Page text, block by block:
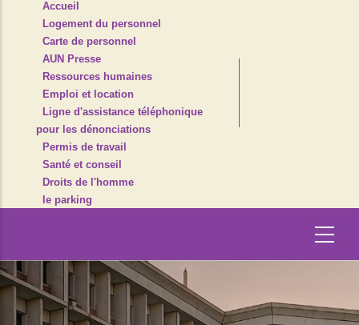
HEADER
NAVIGATION
Accueil
Logement du personnel
Carte de personnel
AUN Presse
Ressources humaines
Emploi et location
Ligne d'assistance téléphonique
pour les dénonciations
Permis de travail
Santé et conseil
Droits de l'homme
le parking